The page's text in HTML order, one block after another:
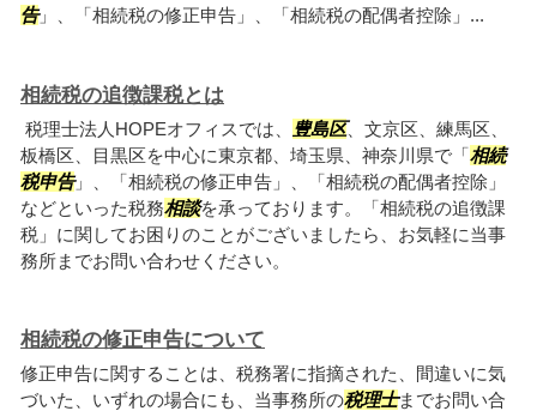
告」、「相続税の修正申告」、「相続税の配偶者控除」...
相続税の追徴課税とは
税理士法人HOPEオフィスでは、 豊島区、文京区、練馬区、
板橋区、目黒区を中心に東京都、埼玉県、神奈川県で「相続
税申告」、「相続税の修正申告」、「相続税の配偶者控除」
などといった税務相談を承っております。「相続税の追徴課
税」に関してお困りのことがございましたら、お気軽に当事
務所までお問い合わせください。
相続税の修正申告について
修正申告に関することは、税務署に指摘された、間違いに気
づいた、いずれの場合にも、当事務所の税理士までお問い合